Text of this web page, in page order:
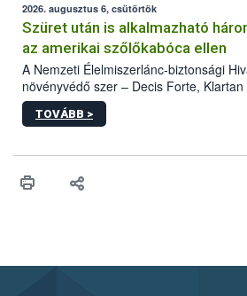
az intenzív felderítést, emellett az
hatósággal is összehangolják a
2026. augusztus 6, csütörtök
Szüret után is alkalmazható
az amerikai szőlőkabóca ellen
A Nemzeti Élelmiszerlánc-biztonsági
növényvédő szer – Decis Forte,
engedélyokiratát módosította, így azok
egészen a vesszőérettség (BBCH 91)
érésű szőlőkben is legyen lehetőség a
felhasználók számára is elérhető és
TOVÁBB >